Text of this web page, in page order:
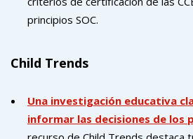
principios SOC.
Child Trends
Una investigación educativa
informar las decisiones de los